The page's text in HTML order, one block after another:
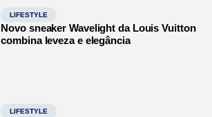
LIFESTYLE
Novo sneaker Wavelight da Louis Vuitton
combina leveza e elegância
LIFESTYLE